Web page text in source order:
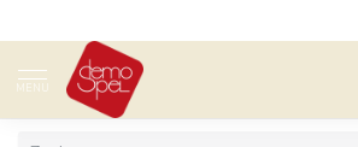
MENU